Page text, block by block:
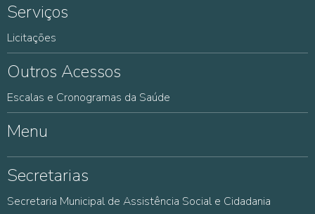
Serviços
Licitações
Outros Acessos
Escalas e Cronogramas da Saúde
Menu
Secretarias
Secretaria Municipal de Assistência Social e Cidadania